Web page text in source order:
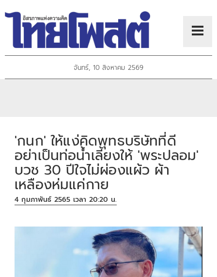
จันทร์, 10 สิงหาคม 2569
'กนก' ให้แง่คิดพุทธบริษัทที่ดี
อย่าเป็นท่อน้ำเลี้ยงให้ 'พระปลอม'
บวช 30 ปีใจไม่ผ่องแผ้ว ผ้า
เหลืองห่มแค่กาย
4 กุมภาพันธ์ 2565 เวลา 20:20 น.